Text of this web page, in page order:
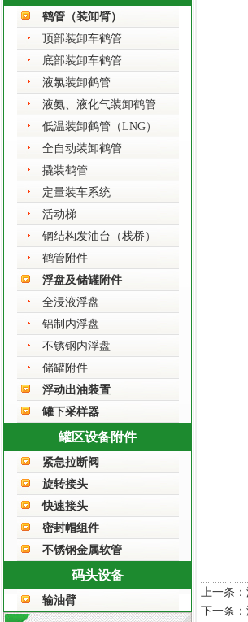
鹤管（装卸臂）
顶部装卸车鹤管
底部装卸车鹤管
液氯装卸鹤管
液氨、液化气装卸鹤管
低温装卸鹤管（LNG）
全自动装卸鹤管
撬装鹤管
定量装车系统
活动梯
钢结构发油台（栈桥）
鹤管附件
浮盘及储罐附件
全浸液浮盘
铝制内浮盘
不锈钢内浮盘
储罐附件
浮动出油装置
罐下采样器
罐区设备附件
紧急拉断阀
旋转接头
快速接头
密封帽组件
不锈钢金属软管
码头设备
输油臂
上一条
下一条